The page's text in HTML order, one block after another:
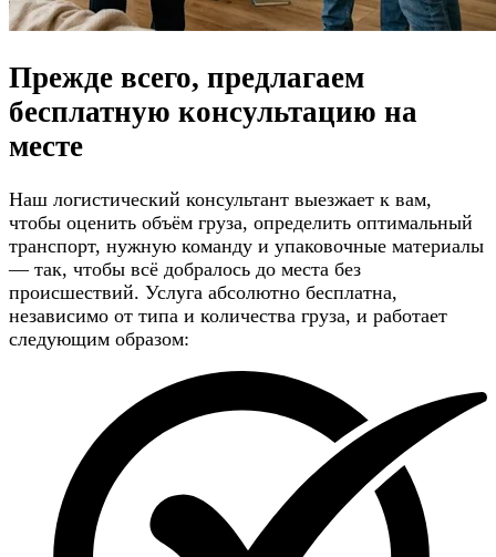
Прежде всего, предлагаем
бесплатную консультацию на
месте
Наш логистический консультант выезжает к вам,
чтобы оценить объём груза, определить оптимальный
транспорт, нужную команду и упаковочные материалы
— так, чтобы всё добралось до места без
происшествий. Услуга абсолютно бесплатна,
независимо от типа и количества груза, и работает
следующим образом: